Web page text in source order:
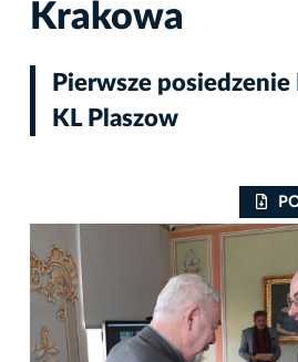
Krakowa
Pierwsze
KL Plaszow